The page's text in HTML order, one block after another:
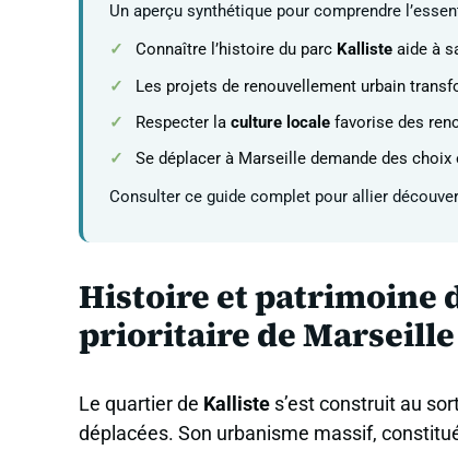
Un aperçu synthétique pour comprendre
Connaître l’histoire du parc Kalliste aide à
Les projets de renouvellement urbain
Respecter la culture locale favorise des
Se déplacer à Marseille demande des choix
Consulter ce guide complet pour allier
Histoire et patrimoine
prioritaire de Marseille
Le quartier de Kalliste s’est construit au
déplacées. Son urbanisme massif,